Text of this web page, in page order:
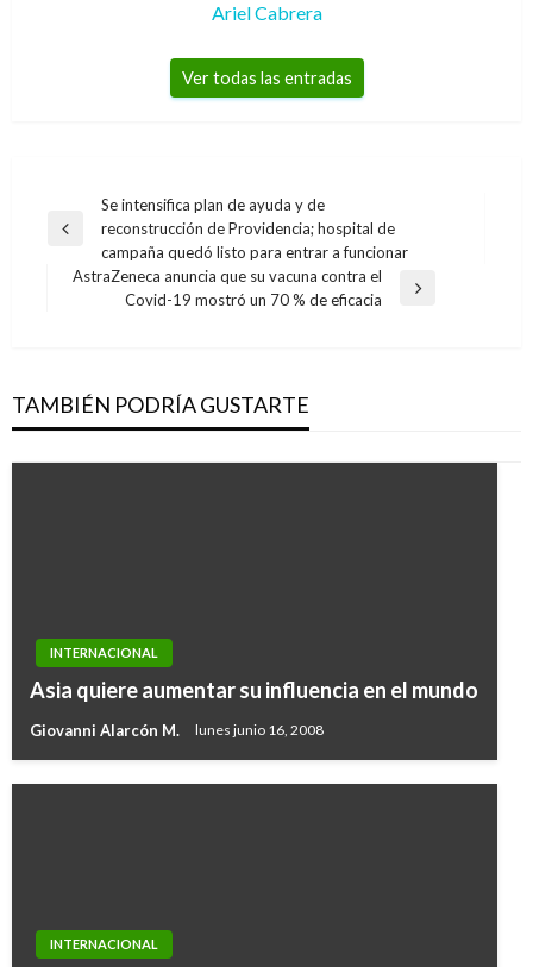
Ariel Cabrera
Ver todas las entradas
Navegación
de
entradas
Entrada
Se intensifica plan de ayuda y de
reconstrucción de Providencia; hospital de
campaña quedó listo para entrar a funcionar
AstraZeneca anuncia que su vacuna contra el
Covid-19 mostró un 70 % de eficacia
TAMBIÉN PODRÍA GUSTARTE
INTERNACIONAL
Asia quiere aumentar su influencia en el mundo
Giovanni Alarcón M. lunes junio 16, 2008
INTERNACIONAL